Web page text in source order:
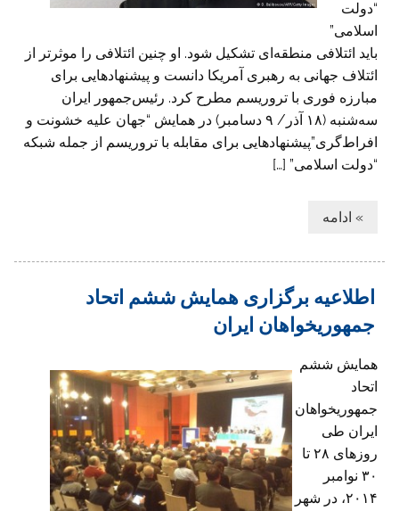
“دولت
اسلامی”
باید ائتلافی منطقه‌ای تشکیل شود. او چنین ائتلافی را موثرتر از
ائتلاف جهانی به رهبری آمریکا دانست و پیشنهاد‌هایی برای
مبارزه فوری با تروریسم مطرح کرد. رئیس‌جمهور ایران
سه‌شنبه (۱۸ آذر/ ۹ دسامبر) در همایش “جهان علیه خشونت و
افراط‌گری”پیشنهادهایی برای مقابله با تروریسم از جمله شبکه
“دولت اسلامی” […]
» ادامه
اطلاعیه برگزاری همایش ششم اتحاد
جمهوریخواهان ایران
همایش ششم
اتحاد
جمهوریخواهان
ایران طی
روزهای ۲۸ تا
۳۰ نوامبر
۲۰۱۴، در شهر